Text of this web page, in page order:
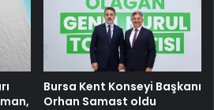
Bursa Kent Konseyi Başkanı
Orhan Samast oldu